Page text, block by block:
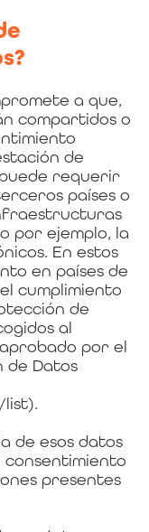
a que,
compartidos o
de
requerir
países o
por ejemplo, la
En estos
en países de
cumplimiento
de
al
por el
de Datos
de esos datos
consentimiento
presentes